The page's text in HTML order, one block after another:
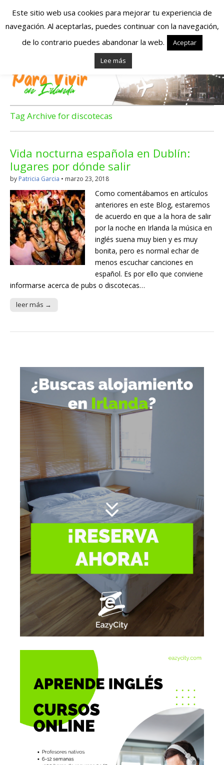
Españoles en
Irlanda – Vivir en
Irlanda – Trabajo
en Irlanda –
Alojamiento en
Irlanda
Blog dedicado a los que viven, estudian y trabajan en
Irlanda!
Tag Archive for discotecas
Vida nocturna española en Dublín:
lugares por dónde salir
by Patricia Garcia • marzo 23, 2018
Como comentábamos en artículos
anteriores en este Blog, estaremos
de acuerdo en que a la hora de salir
por la noche en Irlanda la música en
inglés suena muy bien y es muy
bonita, pero es normal echar de
menos escuchar canciones en
español. Es por ello que conviene
informarse acerca de pubs o discotecas…
leer más →
Este sitio web usa cookies para mejorar tu experiencia de
navegación. Al aceptarlas, puedes continuar con la navegación,
de lo contrario puedes abandonar la web.
Aceptar
Lee más